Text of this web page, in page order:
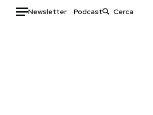
Newsletter Podcast